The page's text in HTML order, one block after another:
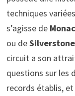
techniques
s’agisse de
ou deSilverstone
circuit a son
questions sur les
records établis, et